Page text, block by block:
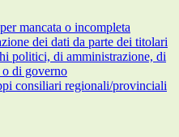
mancata o incompleta
dei dati da parte dei titolari
politici, di amministrazione, di
di governo
consiliari regionali/provinciali